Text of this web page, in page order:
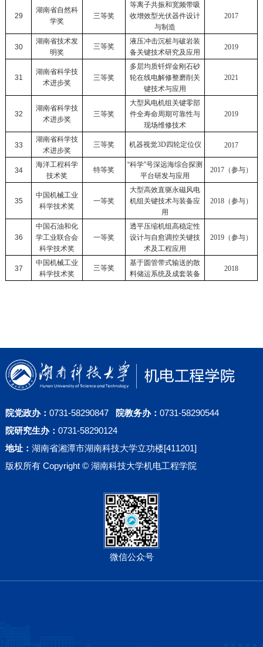
29
湖南省自然科
学奖
三等奖
等离子共振和宽频带吸
收增效型光伏器件设计
与制造
2017
30
湖南省技术发
明奖
三等奖
液压冲击沉桩与破岩装
备关键技术研究及应用
2019
31
湖南省科学技
术进步奖
三等奖
多层均质钎焊金刚石砂
轮在线电解修整磨削关
键技术与应用
2021
32
湖南省科学技
术进步奖
三等奖
大型风电机组关键零部
件全寿命周期可靠性与
现场维修技术
2019
33
湖南省科学技
术进步奖
三等奖 机器视觉3D四轮定位仪 2017
34
海洋工程科学
技术奖
特等奖
“科学”号深远海综合探测
平台研发与应用
2017（参与）
35
中国机械工业
科学技术奖
一等奖
大型高效直驱永磁风电
机组关键技术与装备应
用
2018（参与）
36
中国石油和化
学工业联合会
科学技术奖
一等奖
透平压缩机组高稳定性
设计与自愈调控关键技
术及工程应用
2019（参与）
37
中国机械工业
科学技术奖
三等奖
基于圆管带式输送的散
料储运系统及成套装备
2018
院党政办： 0731-58290847 院教务办： 0731-58290544
院研究生办： 0731-58290124
地址： 湖南省湘潭市湖南科技大学立功楼[411201]
版权所有 Copyright © 湖南科技大学机电工程学院
微信公众号